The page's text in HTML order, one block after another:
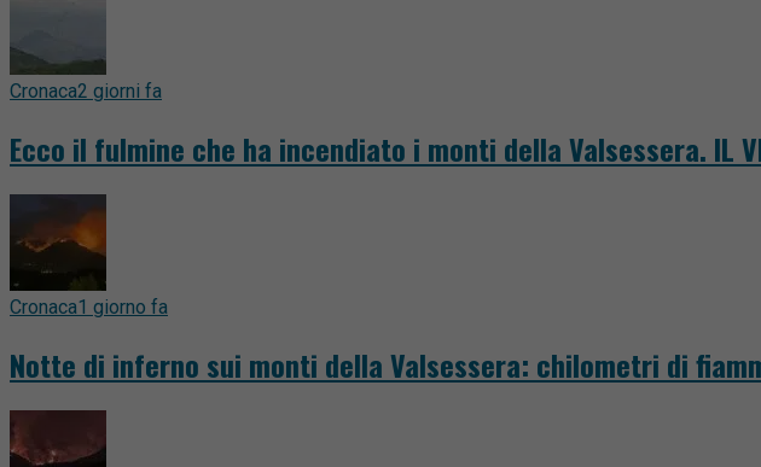
Cronaca2 giorni fa
Ecco il fulmine che ha incendiato i monti della Valsessera. IL
Cronaca1 giorno fa
Notte di inferno sui monti della Valsessera: chilometri di